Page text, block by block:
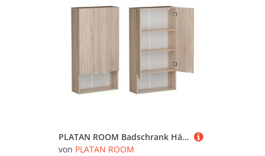
PLATAN ROOM Badschrank Hängeschrank für Badezimmer Oberschrank für Waschmaschine und Wäschetrockner für Küche und Badezimmer 120 x 65 x 25 cm weiß (Sonoma Eiche)
von PLATAN ROOM